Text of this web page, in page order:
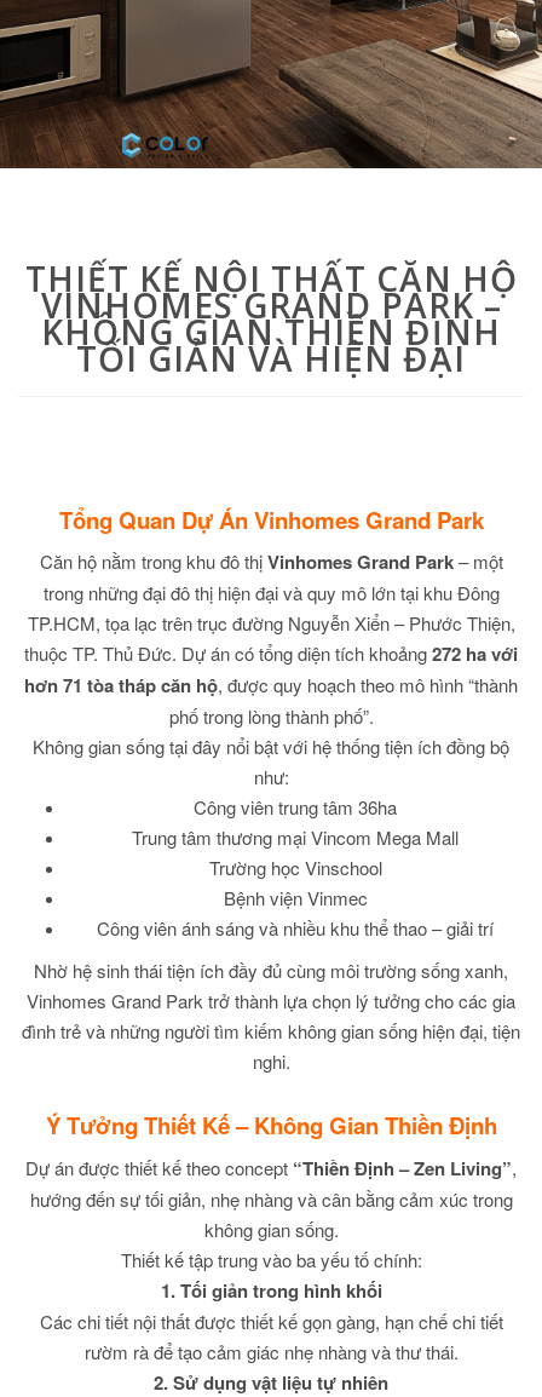
THIẾT KẾ NỘI THẤT CĂN HỘ
VINHOMES GRAND PARK –
KHÔNG GIAN THIỀN ĐỊNH
TỐI GIẢN VÀ HIỆN ĐẠI
Tổng Quan Dự Án Vinhomes Grand Park
Căn hộ nằm trong khu đô thịVinhomes Grand Park– một
trong những đại đô thị hiện đại và quy mô lớn tại khu Đông
TP.HCM, tọa lạc trên trục đường Nguyễn Xiển – Phước Thiện,
thuộc TP. Thủ Đức. Dự án có tổng diện tích khoảng272 ha với
hơn 71 tòa tháp căn hộ, được quy hoạch theo mô hình “thành
phố trong lòng thành phố”.
Không gian sống tại đây nổi bật với hệ thống tiện ích đồng bộ
như:
Công viên trung tâm 36ha
Trung tâm thương mại Vincom Mega Mall
Trường học Vinschool
Bệnh viện Vinmec
Công viên ánh sáng và nhiều khu thể thao – giải trí
Nhờ hệ sinh thái tiện ích đầy đủ cùng môi trường sống xanh,
Vinhomes Grand Park trở thành lựa chọn lý tưởng cho các gia
đình trẻ và những người tìm kiếm không gian sống hiện đại, tiện
nghi.
Ý Tưởng Thiết Kế – Không Gian Thiền Định
Dự án được thiết kế theo concept “Thiền Định – Zen Living”,
hướng đến sự tối giản, nhẹ nhàng và cân bằng cảm xúc trong
không gian sống.
Thiết kế tập trung vào ba yếu tố chính:
1. Tối giản trong hình khối
Các chi tiết nội thất được thiết kế gọn gàng, hạn chế chi tiết
rườm rà để tạo cảm giác nhẹ nhàng và thư thái.
2. Sử dụng vật liệu tự nhiên